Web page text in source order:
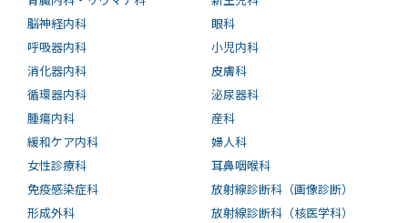
脳神経内科
呼吸器内科
消化器内科
循環器内科
腫瘍内科
緩和ケア内科
女性診療科
免疫感染症科
形成外科
眼科
小児内科
皮膚科
泌尿器科
産科
婦人科
耳鼻咽喉科
放射線診断科（画像診断）
放射線診断科（核医学科）